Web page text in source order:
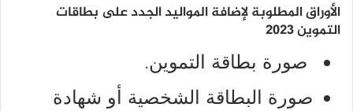
الأوراق المطلوبة لإضافة المواليد الجدد على بطاقات
التموين 2023
صورة بطاقة التموين.
صورة البطاقة الشخصية أو شهادة